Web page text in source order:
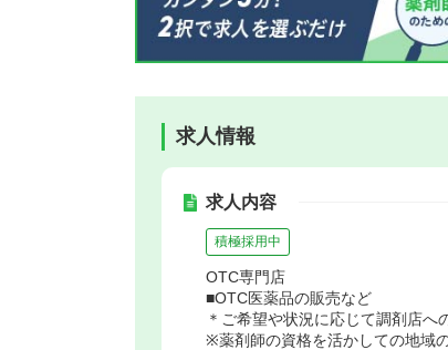
求人情報
求人内容
積極採用中
OTC専門店
■OTC医薬品の販売など
＊ご希望や状況に応じて調剤店へ
※薬剤師の資格を活かしての地域